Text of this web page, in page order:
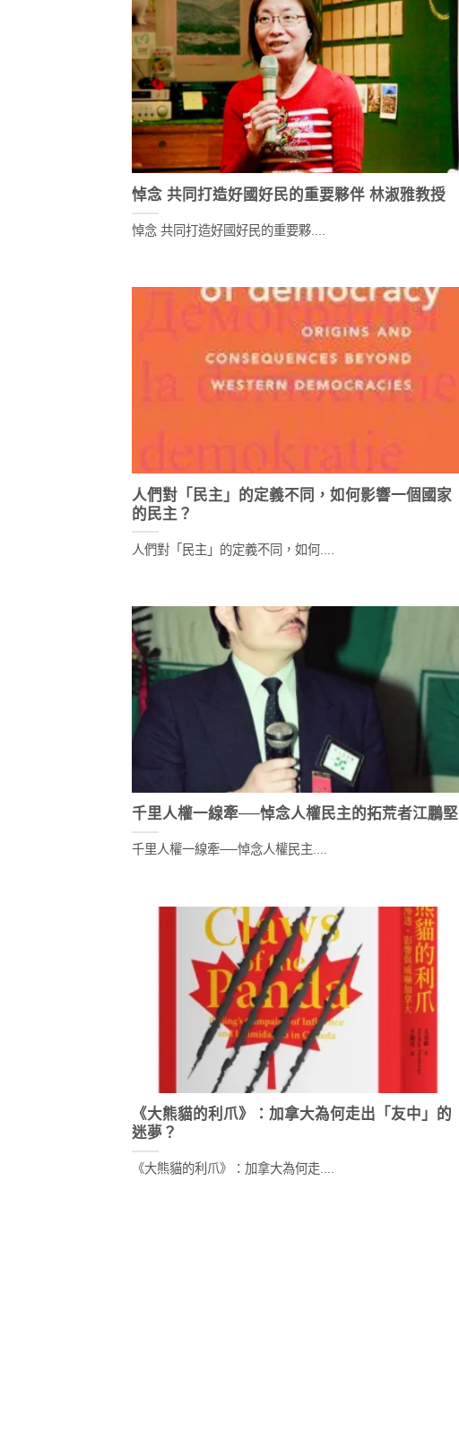
悼念 共同打造好國好民的重要夥伴 林淑雅教授
悼念 共同打造好國好民的重要夥....
人們對「民主」的定義不同，如何影響一個國家
的民主？
人們對「民主」的定義不同，如何....
千里人權一線牽──悼念人權民主的拓荒者江鵬堅
千里人權一線牽──悼念人權民主....
《大熊貓的利爪》：加拿大為何走出「友中」的
迷夢？
《大熊貓的利爪》：加拿大為何走....